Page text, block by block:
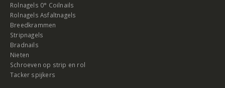
Rolnagels 0° Coilnails
Rolnagels Asfaltnagels
Breedkrammen
Stripnagels
Bradnails
Nieten
Schroeven op strip en rol
Tacker spijkers